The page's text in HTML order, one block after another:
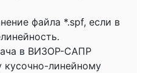
файла *.spf, если в
в ВИЗОР-САПР
кусочно-линейному